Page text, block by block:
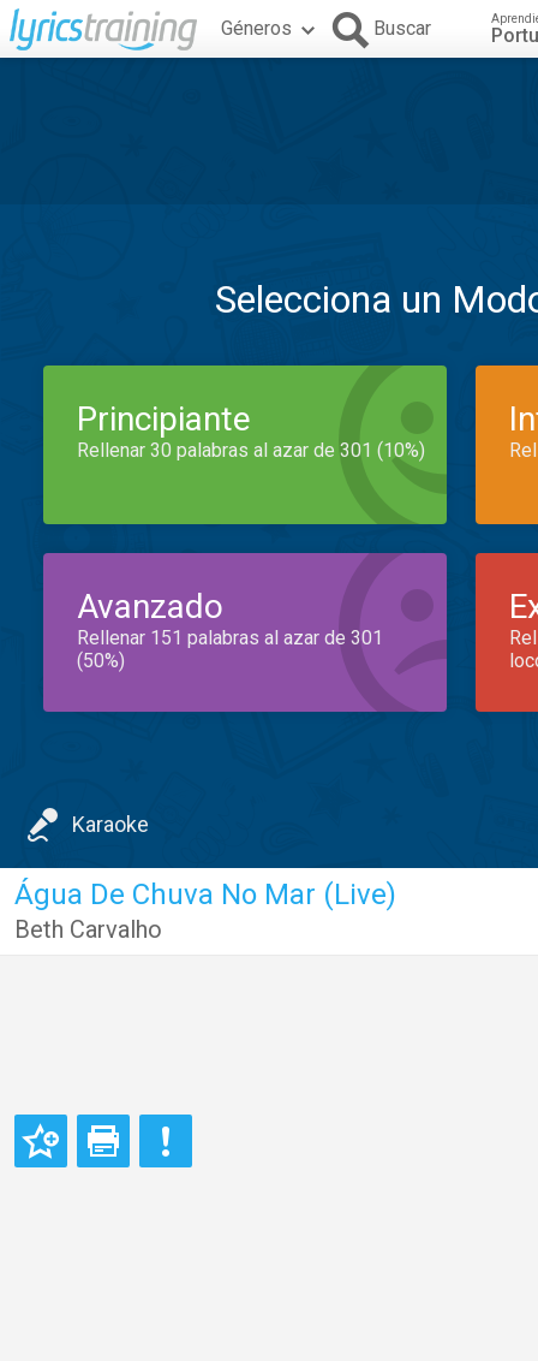
Géneros Buscar
Selecciona un
Principiante
Rellenar 30 palabras al azar de 301 (10%)
Avanzado
Rellenar 151 palabras al azar de 301
(50%)
Karaoke
Água De Chuva No Mar (Live)
Beth Carvalho